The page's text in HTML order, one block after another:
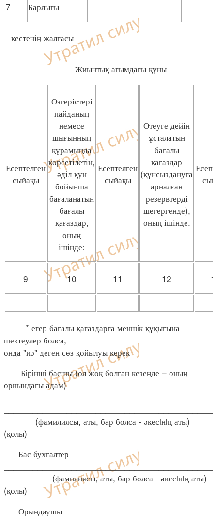
7 Барлығы
кестенің жалғасы
Жиынтық ағымдағы құны
Есептелген
сыйақы
Өзгерістері
пайданың
немесе
шығынның
құрамында
көрсетілетін,
әділ құн
бойынша
бағаланатын
бағалы
қағаздар,
оның
ішінде:
Есептелген
сыйақы
Өтеуге дейін
ұсталатын
бағалы
қағаздар
(құнсыздануға
арналған
резервтерді
шегергенде),
оның ішінде:
9 10 11 12
* егер бағалы қағаздарға меншiк құқығына
шектеулер болса,
онда "иә" деген сөз қойылуы керек
Бiрiншi басшы (ол жоқ болған кезеңде – оның
орнындағы адам)
(фамилиясы, аты, бар болса - әкесiнiң аты)
(қолы)
Бас бухгалтер
(фамилиясы, аты, бар болса - әкесiнiң аты)
(қолы)
Орындаушы